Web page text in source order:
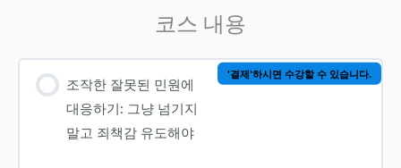
코스 내용
조작한 잘못된 민원에
대응하기: 그냥 넘기지
말고 죄책감 유도해야
'결제'하시면 수강할 수 있습니다.